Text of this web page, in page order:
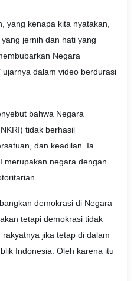
yang kenapa kita nyatakan,
jernih dan hati yang
Negara
dalam video berdurasi
bahwa Negara
tidak berhasil
dan keadilan. Ia
merupakan negara dengan
demokrasi di Negara
tetapi demokrasi tidak
jika tetap di dalam
Indonesia. Oleh karena itu